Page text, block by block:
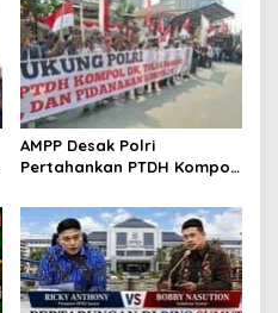
AMPP Desak Polri
Pertahankan PTDH Kompol
Banding